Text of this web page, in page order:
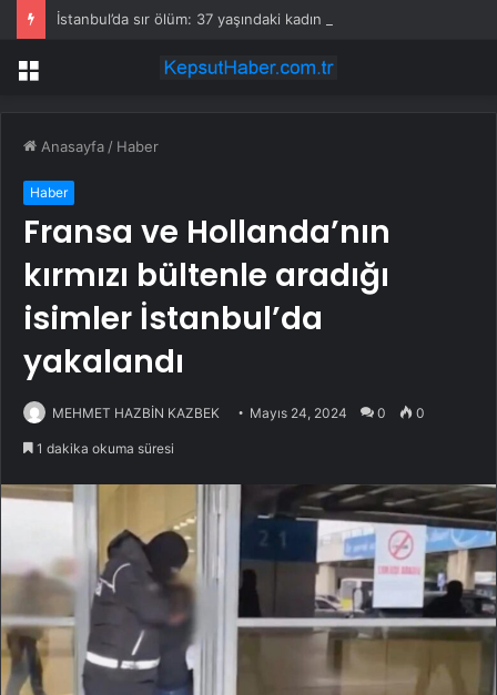
Menü
Anasayfa / Haber
Haber
Fransa ve Hollanda’nın
kırmızı bültenle aradığı
isimler İstanbul’da
yakalandı
MEHMET HAZBİN KAZBEK Mayıs 24, 2024 0 0
1 dakika okuma süresi